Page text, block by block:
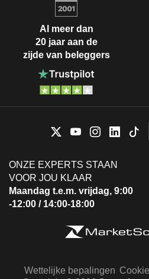
Al meer dan
20 jaar aan de
zijde van beleggers
ONZE EXPERTS STAAN
VOOR JOU KLAAR
Maandag t.e.m. vrijdag, 9:00
-12:00 / 14:00-18:00
Wettelijke bepalingen